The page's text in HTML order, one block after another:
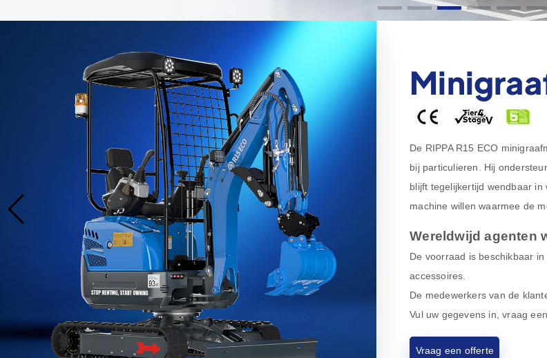
De RIPPA R15 ECO
bij particulieren. Hij
blijft tegelijkertijd wendbaar
machine willen waarmee de
Wereldwijd agenten
De voorraad is beschikbaar
accessoires.
De medewerkers van de
Vul uw gegevens in, vraag
Vraag een offerte